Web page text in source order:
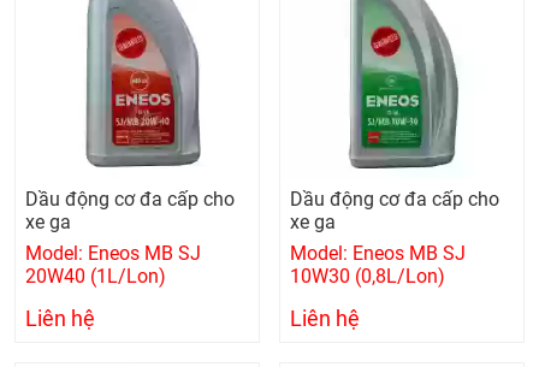
Dầu động cơ đa cấp cho
xe ga
Model: Eneos MB SJ
20W40 (1L/Lon)
Liên hệ
Dầu động cơ đa cấp cho
xe ga
Model: Eneos MB SJ
10W30 (0,8L/Lon)
Liên hệ